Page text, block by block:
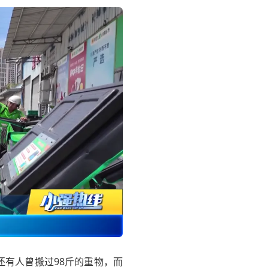
有人曾搬过98斤的重物，而